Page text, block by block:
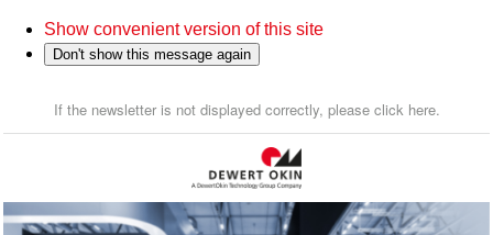
Show convenient version of this site
Don't show this message again
If the newsletter is not displayed correctly, please click here.